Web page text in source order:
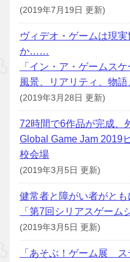
(2019年7月19日 更新)
ヴィデオ・ゲームは現
か……
「イン・ア・ゲームス
風景、リアリティ、物
(2019年3月28日 更新)
72時間で6作品が完成、
Global Game Jam 2019
校会場
(2019年3月5日 更新)
健常者と障がい者がと
「第7回シリアスゲーム
(2019年3月5日 更新)
「あそぶ！ゲーム展